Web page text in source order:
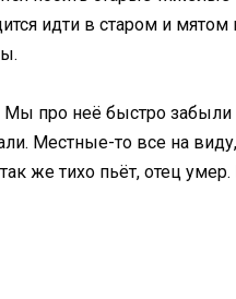
идти в старом и
Мы про неё быстро
Местные-то все на
же тихо пьёт, отец умер.